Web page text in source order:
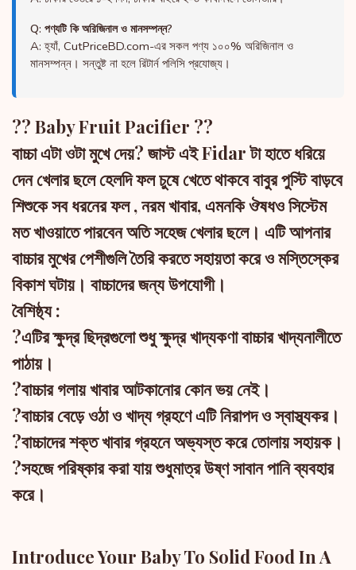
Q: পণ্যটি কি অরিজিনাল ও মানসম্পন্ন?
A: হ্যাঁ, CutPriceBD.com-এর সকল পণ্য ১০০% অরিজিনাল ও
মানসম্পন্ন। সন্তুষ্ট না হলে রিটার্ন পলিসি প্রযোজ্য।
?? Baby Fruit Pacifier ??
বাচ্চা এটা ওটা মুখে দেয়? জাস্ট এই Fidar টা হাতে ধরিয়ে
দেন খেলার ছলে হেলদি ফল চুষে খেতে থাকবে বাবুর পুস্টি বাড়বে
শিশুকে সব ধরনের ফল , নরম খাবার, এমনকি ঔষধও সিস্টেম
মত খাওয়াতে পারবেন অতি সহেজ খেলার ছলে। এটি আপনার
বাচ্চার মুখের পেশীগুলি তৈরি করতে সহায়তা করে ও মস্তিস্কের
বিকাশ ঘটায়। বাচ্চাদের জন্য উপযোগী।
বৈশিষ্ঠ্য :
?এটির ক্ষুদ্র ছিদ্রগুলো শুধু ক্ষুদ্র খাদ্যকণা বাচ্চার খাদ্যনালীতে
পাঠায়।
?বাচ্চার গলায় খাবার আটকানোর কোন ভয় নেই।
?বাচ্চার বেড়ে ওঠা ও খাদ্য গ্রহণে এটি নিরাপদ ও স্বাস্থ্যকর।
?বাচ্চাদের শক্ত খাবার গ্রহনে অভ্যস্ত করে তোলায় সহায়ক।
?সহজে পরিষ্কার করা যায় শুধুমাত্র উষ্ণ সাবান পানি ব্যবহার
করে।
Introduce Your Baby To Solid Food In A